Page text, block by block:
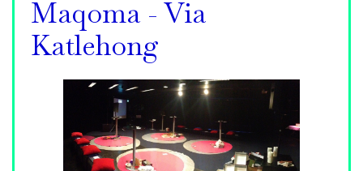
Maqoma - Via
Katlehong